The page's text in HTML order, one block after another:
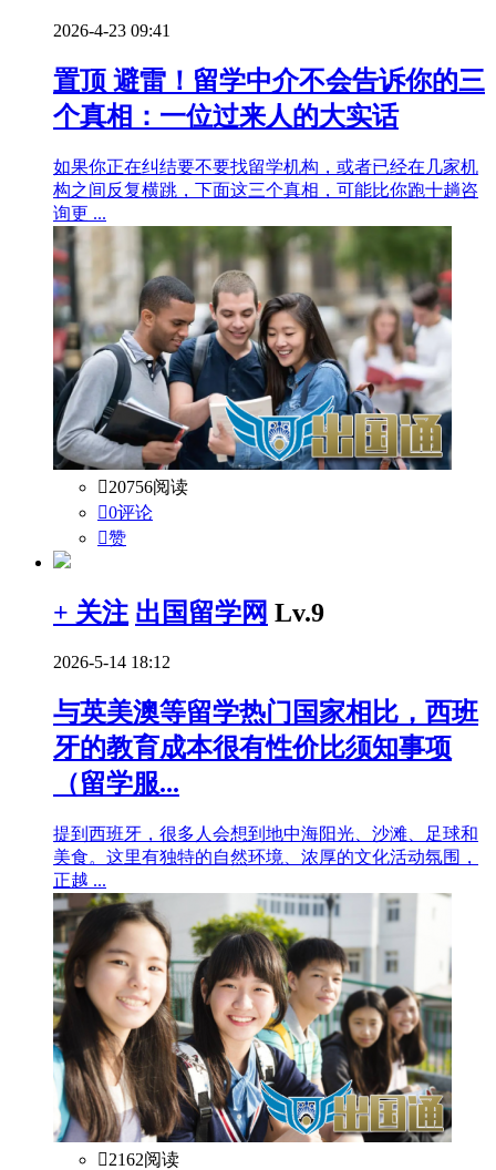
2026-4-23 09:41
置顶 避雷！留学中介不会告诉你的三
个真相：一位过来人的大实话
如果你正在纠结要不要找留学机构，或者已经在几家机
构之间反复横跳，下面这三个真相，可能比你跑十趟咨
询更 ...
20756阅读
0评论
赞
+ 关注 出国留学网 Lv.9
2026-5-14 18:12
与英美澳等留学热门国家相比，西班
牙的教育成本很有性价比须知事项
（留学服...
提到西班牙，很多人会想到地中海阳光、沙滩、足球和
美食。这里有独特的自然环境、浓厚的文化活动氛围，
正越 ...
2162阅读